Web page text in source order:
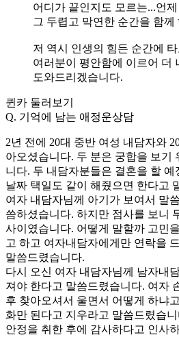
어디가 끝인지도 모르는...언
그 두렵고 막연한 순간을 함께
저 역시 인생의 힘든 순간에
여러분이 평안함에 이르어 더
도와드리겠습니다.
퀸카 둘러보기
Q. 기억에 남는 애정운상담
2년 전에 20대 중반 여성 내담자와
아오셨습니다. 두 분은 궁합을 보기
니다. 두 내담자분들은 결혼을 할
날짜 택일도 같이 해줬으면 한다고
여자 내담자님께 아기가 보여서 말
씀하셨습니다. 하지만 점사를 보니
사이였습니다. 어떻게 말할까 고민
고 하고 여자내담자에게만 연락을
말씀드렸습니다.
다시 오신 여자 내담자님께 남자내
져야 한다고 말씀드렸습니다. 여자
후 찾아오셔서 울면서 어떻게 하냐
화만 된다고 지우라고 말씀드렸습
안정을 취한 후에 감사하다고 인사